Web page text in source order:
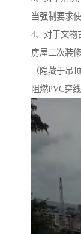
当强制要求
4、对于文物
房屋二次装
（隐藏于吊
阻燃PVC穿线